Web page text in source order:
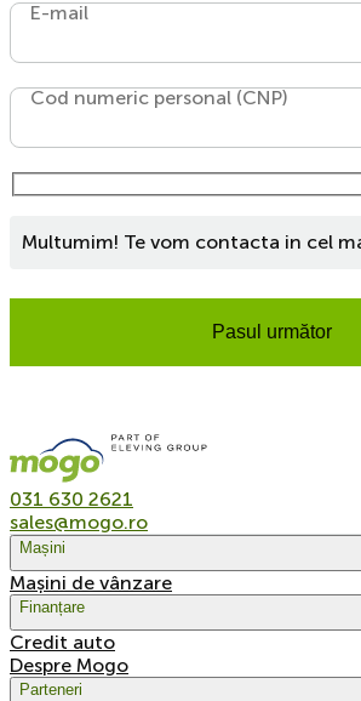
E-mail
Cod numeric personal (CNP)
Multumim! Te vom contacta in cel
Pasul următor
031 630 2621
sales@mogo.ro
Mașini
Mașini de vânzare
Finanțare
Credit auto
Despre Mogo
Parteneri